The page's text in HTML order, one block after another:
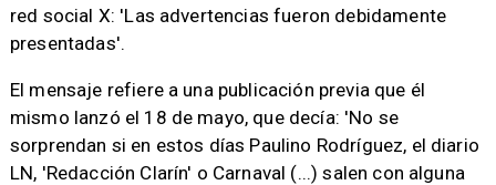
red social X: 'Las advertencias fueron debidamente
presentadas'.
El mensaje refiere a una publicación previa que él
mismo lanzó el 18 de mayo, que decía: 'No se
sorprendan si en estos días Paulino Rodríguez, el diario
LN, 'Redacción Clarín' o Carnaval (...) salen con alguna